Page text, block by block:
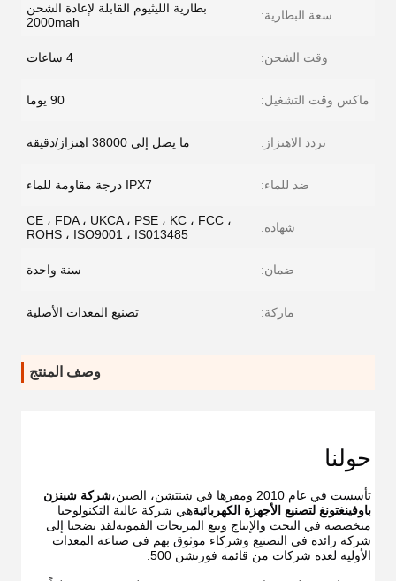
سعة البطارية:
بطارية الليثيوم القابلة لإعادة الشحن
2000mah
وقت الشحن: 4 ساعات
ماكس وقت التشغيل: 90 يوما
تردد الاهتزاز: ما يصل إلى 38000 اهتزاز/دقيقة
ضد للماء: IPX7 درجة مقاومة للماء
شهادة:
CE ، FDA ، UKCA ، PSE ، KC ، FCC ،
ROHS ، ISO9001 ، IS013485
ضمان: سنة واحدة
ماركة: تصنيع المعدات الأصلية
وصف المنتج
حولنا
تأسست في عام 2010 ومقرها في شنتشن، الصين،
باوفينغتونغ لتصنيع الأجهزة الكهربائية
الأولية لعدة شركات من قائمة فورتشن 500.